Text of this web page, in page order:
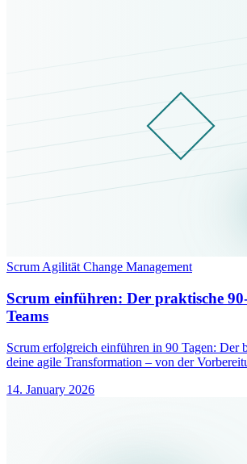
Scrum Agilität Change Management
Scrum einführen: Der praktische
Teams
Scrum erfolgreich einführen in 90 Tagen: Der
deine agile Transformation – von der
14. January 2026